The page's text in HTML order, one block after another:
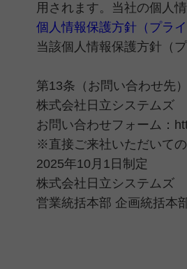
用されます。当社の個人
個人情報保護方針（プラ
当該個人情報保護方針（
第13条（お問い合わせ先）
株式会社日立システムズ
お問い合わせフォーム：
※直接ご来社いただいて
2025年10月1日制定
株式会社日立システムズ
営業統括本部 企画統括本